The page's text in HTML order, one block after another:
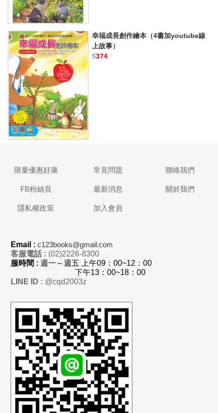
幸福成長創作繪本（4書加youtube線
上故事）
$374
限量優惠好康 常見問題 聯絡我們
FB粉絲頁 最新消息 關於我們
隱私權政策 加入會員
Email :c123books@gmail.com
客服電話 : (02)2226-8300
服時間 :週一～週五 上午09：00~12：00
下午13：00~18：00
LINE ID : @cqd2003z